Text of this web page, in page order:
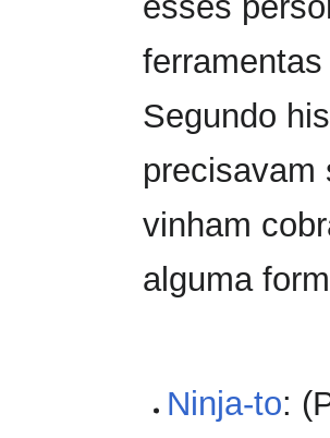
Segundo
vinham
alguma
Ninja-to: